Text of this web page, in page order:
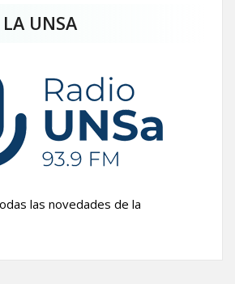
UNSA
las novedades de la